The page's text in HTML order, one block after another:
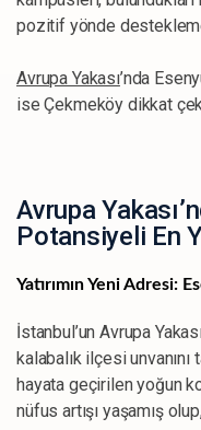
pozitif yönde
Avrupa Yakası’nda
ise Çekmeköy dikkat
Avrupa
Potansiyeli En
Yatırımın Yeni Adresi:
İstanbul’un Avrupa
kalabalık ilçesi
hayata geçirilen yoğun
nüfus artışı yaşamış